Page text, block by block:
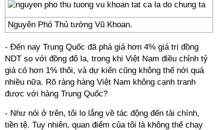
Nguyên Phó Thủ tướng Vũ Khoan.
- Đến nay Trung Quốc đã phá giá hơn 4% giá trị đồng
NDT so với đồng đô la, trong khi Việt Nam điều chỉnh tỷ
giá có hơn 1% thôi, và dự kiến cũng không thể nới quá
nhiều nữa. Rõ ràng hàng Việt Nam không cạnh tranh
được với hàng Trung Quốc?
- Như nói ở trên, tôi lo lắng về tác động đến tài chính,
tiền tệ. Tuy nhiên, quan điểm của tôi là không thể chạy